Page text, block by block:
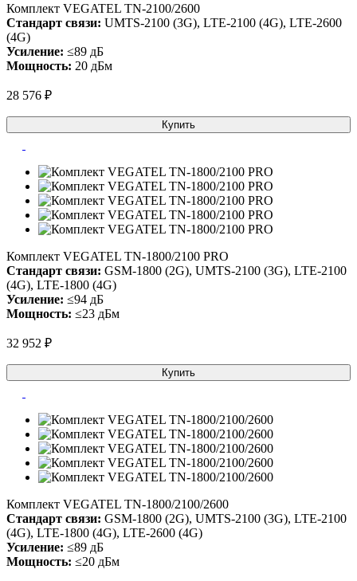
Комплект VEGATEL TN-2100/2600
Стандарт связи: UMTS-2100 (3G), LTE-2100 (4G), LTE-2600
(4G)
Усиление: ≤89 дБ
Мощность: 20 дБм
28 576 ₽
Купить
Комплект VEGATEL TN-1800/2100 PRO
Стандарт связи: GSM-1800 (2G), UMTS-2100 (3G), LTE-2100
(4G), LTE-1800 (4G)
Усиление: ≤94 дБ
Мощность: ≤23 дБм
32 952 ₽
Купить
Комплект VEGATEL TN-1800/2100/2600
Стандарт связи: GSM-1800 (2G), UMTS-2100 (3G), LTE-2100
(4G), LTE-1800 (4G), LTE-2600 (4G)
Усиление: ≤89 дБ
Мощность: ≤20 дБм